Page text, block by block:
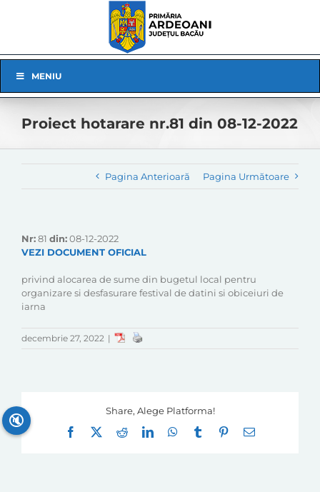
Navigation
MENIU
Proiect hotarare nr.81 din 08-12-2022
Pagina Anterioară Pagina Următoare
Nr:81 din:08-12-2022
VEZI DOCUMENT OFICIAL
privind alocarea de sume din bugetul local pentru
organizare si desfasurare festival de datini si obiceiuri de
iarna
decembrie 27, 2022 |
Share, Alege Platforma!
Facebook
RedditLinkedInWhatsApp
Tumblr Pinterest
E-
🔇